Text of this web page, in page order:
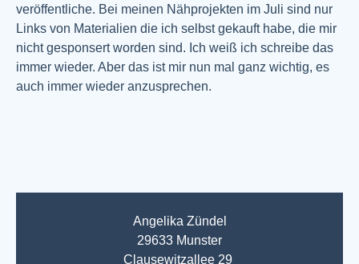
veröffentliche. Bei meinen Nähprojekten im Juli sind nur
Links von Materialien die ich selbst gekauft habe, die mir
nicht gesponsert worden sind. Ich weiß ich schreibe das
immer wieder. Aber das ist mir nun mal ganz wichtig, es
auch immer wieder anzusprechen.
Angelika Zündel
29633 Munster
Clausewitzallee 29